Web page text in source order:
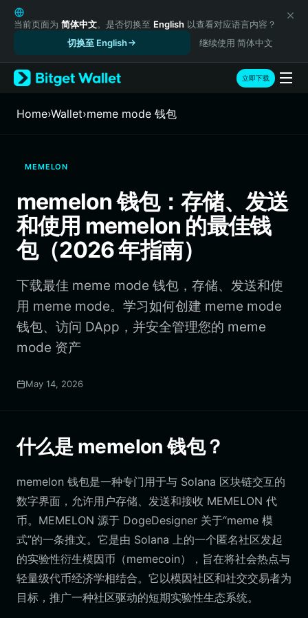
English
日本語
Русский
Español (Latinoamérica)
Türkçe
Italiano
繁體中文
Português (Portugal)
Bahasa Indonesia
ภาษาไทย
Português (Brasil)
Español (Argentina)
当前页面为 简体中文。是否切换至 English 以查看对应语言内容？
切换至 English
继续使用 简体中文
立即下载
Home›Wallet›meme mode 钱包
MEMELON
memelon 钱包：存储、发送
和使用 memelon 的最佳钱
包（2026 年指南）
下载最佳 meme mode 钱包，存储、发送和使
用 meme mode。学习如何创建 meme mode
钱包、访问 DApp，并安全管理您的 meme
mode 资产
May 14, 2026
什么是 memelon 钱包？
memelon 钱包是一种专门用于与 Solana 区块链交互的
数字界面，允许用户存储、发送和接收 MEMELON 代
币。MEMELON 源于 DogeDesigner 关于“meme 模
式”的一条推文。它是由 Solana 上的一个匿名社区发起
的实验性衍生模因币（memecoin），旨在将社会热点与
轻量级代币经济学相结合。它以模因社区和社交交易者为
目标，推广一种社区驱动的短期实验性生态系统。